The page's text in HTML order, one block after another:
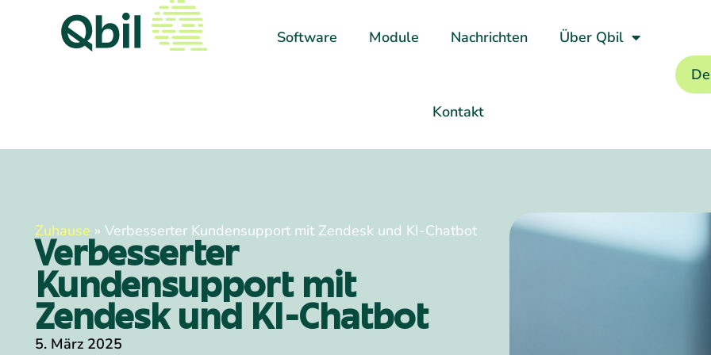
Software Module Nachrichten Über Qbil
Kontakt
Zuhause » Verbesserter Kundensupport mit Zendesk und KI-Chatbot
Verbesserter
Kundensupport mit
Zendesk und KI-Chatbot
5. März 2025